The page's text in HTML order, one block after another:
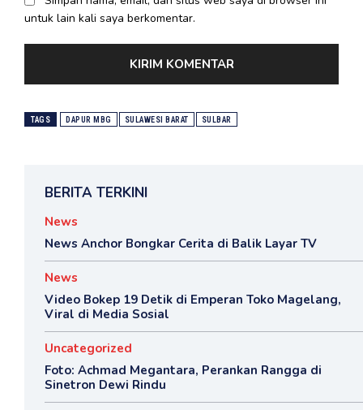
untuk lain kali saya berkomentar.
TAGS DAPUR MBG SULAWESI BARAT SULBAR
BERITA TERKINI
News
News Anchor Bongkar Cerita di Balik Layar TV
News
Video Bokep 19 Detik di Emperan Toko Magelang,
Viral di Media Sosial
Uncategorized
Foto: Achmad Megantara, Perankan Rangga di
Sinetron Dewi Rindu